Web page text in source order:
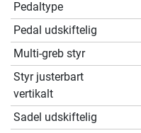
Pedaltype
Pedal udskiftelig
Multi-greb styr
Styr justerbart
vertikalt
Sadel udskiftelig